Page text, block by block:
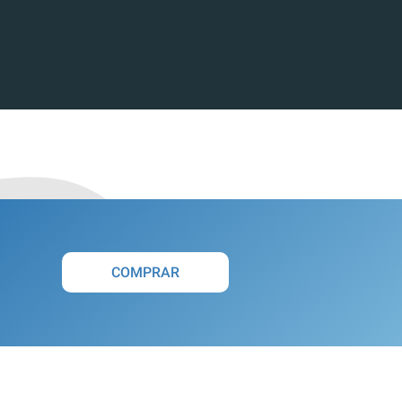
COMPRAR